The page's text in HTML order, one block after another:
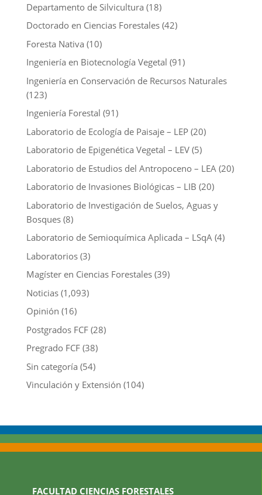
Departamento de Silvicultura (18)
Doctorado en Ciencias Forestales(42)
Foresta Nativa (10)
Ingeniería en Biotecnología Vegetal (91)
Ingeniería en Conservación de Recursos Naturales
(123)
Ingeniería Forestal (91)
Laboratorio de Ecología de Paisaje – LEP(20)
Laboratorio de Epigenética Vegetal – LEV(5)
Laboratorio de Estudios del Antropoceno – LEA (20)
Laboratorio de Invasiones Biológicas – LIB (20)
Laboratorio de Investigación de Suelos, Aguas y
Bosques(8)
Laboratorio de Semioquímica Aplicada – LSqA(4)
Laboratorios(3)
Magíster en Ciencias Forestales(39)
Noticias(1,093)
Opinión (16)
Postgrados FCF(28)
Pregrado FCF(38)
Sin categoría (54)
Vinculación y Extensión (104)
FACULTAD CIENCIAS FORESTALES